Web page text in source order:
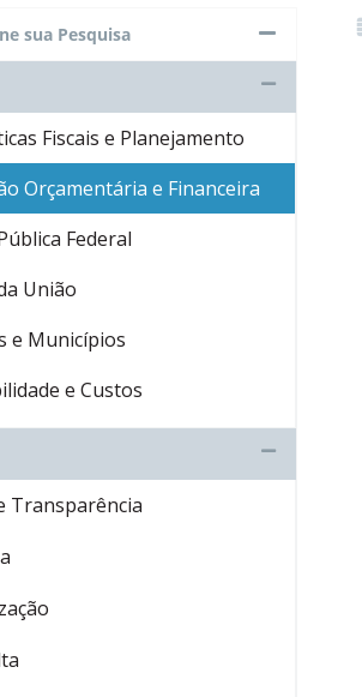
sua Pesquisa
Fiscais e Planejamento
Orçamentária e Financeira
Federal
União
e Municípios
e Custos
Transparência